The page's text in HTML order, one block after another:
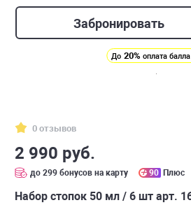
Забронировать
До 20% оплата
0 отзывов
2 990 руб.
до 299 бонусов на карту 90 Плюс
Набор стопок 50 мл / 6 шт арт.